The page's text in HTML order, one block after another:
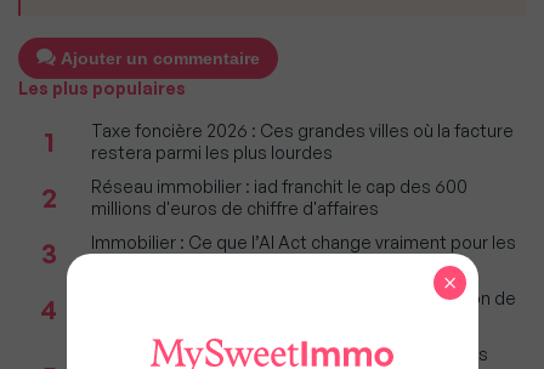
Ajouter un commentaire
Les plus populaires
1
Taxe foncière 2026 : Ces grandes villes où la facture
restera parmi les plus lourdes
2
Réseau immobilier : iad franchit le cap des 600
millions d'euros de chiffre d'affaires
3
Immobilier : Ce que l’AI Act change vraiment pour les
4
Incendies : Quels sont vos droits si votre location de
Marché immobilier (bilan Bien'ici) : La majorité des
×